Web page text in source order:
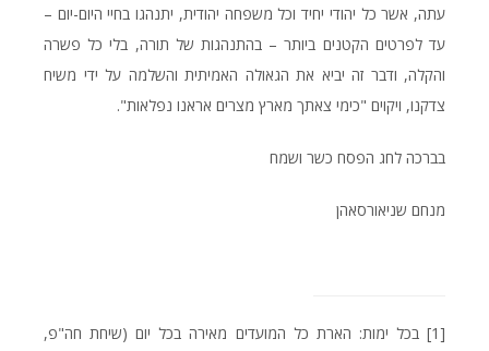
עתה, אשר כל יהודי יחיד וכל משפחה יהודית, יתנהגו בחיי היום-יום –
עד לפרטים הקטנים ביותר – בהתנהגות של תורה, בלי כל פשרה
והקלה, ודבר זה יביא את הגאולה האמיתית והשלמה על ידי משיח
צדקנו, ויקוים "כימי צאתך מארץ מצרים אראנו נפלאות".
בברכה לחג הפסח כשר ושמח
מנחם שניאורסאהן
[1] בכל ימות: הארת כל המועדים מאירה בכל יום (שיחת חה"פ,